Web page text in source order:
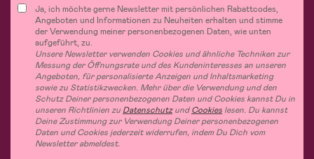
Ja, ich möchte gerne Newsletter mit persönlichen Rabattcodes,
Angeboten und Informationen zu Neuheiten erhalten und stimme
der Verwendung meiner personenbezogenen Daten, wie unten
aufgeführt, zu.
Unsere Newsletter verwenden Cookies und ähnliche Techniken zur
Messung der Öffnungsrate und des Kundeninteresses an unseren
Angeboten, für personalisierte Anzeigen und Inhaltsmarketing
sowie zu Statistikzwecken. Mehr über die Verwendung und den
Schutz Deiner personenbezogenen Daten und Cookies kannst Du in
unseren Richtlinien zu DatenschutzundCookies lesen. Du kannst
Deine Zustimmung zur Verwendung Deiner personenbezogenen
Daten und Cookies jederzeit widerrufen, indem Du Dich vom
Newsletter abmeldest.